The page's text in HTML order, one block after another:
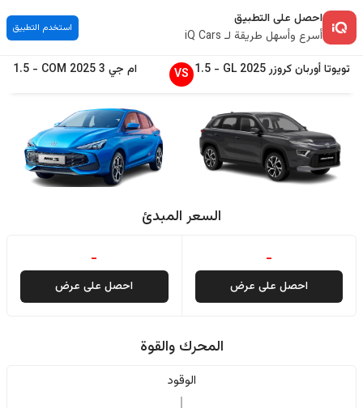
احصل على التطبيق
أسرع وأسهل طريقة لـ iQ Cars
استخدم التطبيق
تويوتاأوربان كروزر2025
GL
-
1.5
VS ام جي 3
2025
COM
-
1.5
السعر المبدئ
-
احصل على عرض
-
احصل على عرض
المحرك والقوة
الوقود